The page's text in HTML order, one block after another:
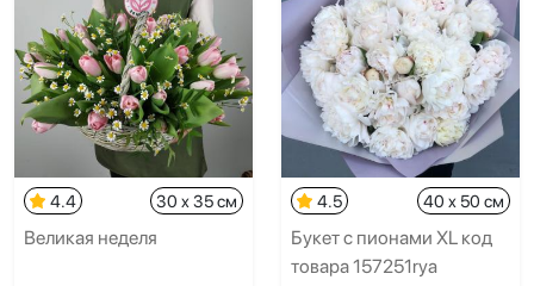
4.4 30 x 35 см
Великая неделя
4.5 40 x 50 см
Букет с пионами XL код
товара 157251rya